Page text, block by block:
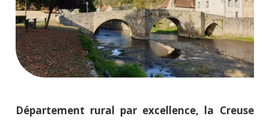
Département rural par excellence, la Creuse